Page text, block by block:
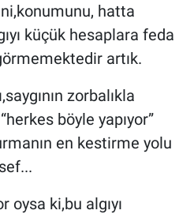
hatta
küçük hesaplara feda
artık.
zorbalıkla
böyle yapıyor”
en kestirme yolu
oysa ki,bu algıyı